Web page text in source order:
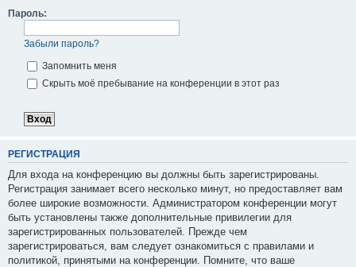
Пароль:
Забыли пароль?
Запомнить меня
Скрыть моё пребывание на конференции в этот раз
РЕГИСТРАЦИЯ
Для входа на конференцию вы должны быть зарегистрированы.
Регистрация занимает всего несколько минут, но предоставляет вам
более широкие возможности. Администратором конференции могут
быть установлены также дополнительные привилегии для
зарегистрированных пользователей. Прежде чем
зарегистрироваться, вам следует ознакомиться с правилами и
политикой, принятыми на конференции. Помните, что ваше